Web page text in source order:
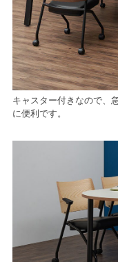
キャスター付きなので、
に便利です。